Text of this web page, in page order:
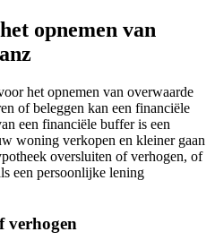
opnemen van
het opnemen van overwaarde
of beleggen kan een financiële
een financiële buffer is een
woning verkopen en kleiner gaan
oversluiten of verhogen, of
een persoonlijke lening
verhogen